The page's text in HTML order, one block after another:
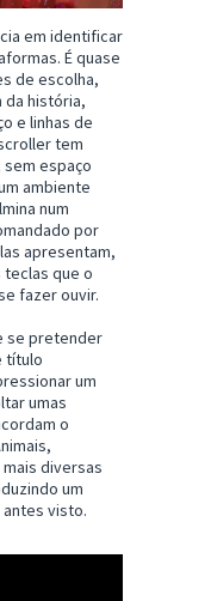
em identificar
É quase
de escolha,
da história,
e linhas de
tem
espaço
ambiente
num
por
apresentam,
teclas que o
fazer ouvir.
se pretender
título
um
umas
o
diversas
um
visto.